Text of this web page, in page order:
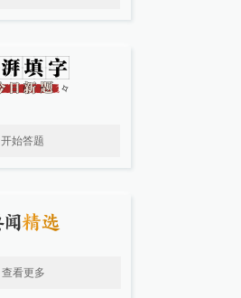
开始答题
查看更多